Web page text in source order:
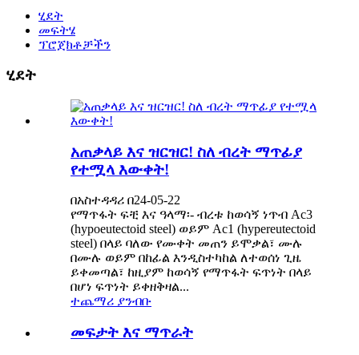
ሂደት
መፍትሄ
ፕሮጀክቶቻችን
ሂደት
አጠቃላይ እና ዝርዝር! ስለ ብረት ማጥፊያ
የተሟላ እውቀት!
በአስተዳዳሪ በ24-05-22
የማጥፋት ፍቺ እና ዓላማ፡- ብረቱ ከወሳኝ ነጥብ Ac3
(hypoeutectoid steel) ወይም Ac1 (hypereutectoid
steel) በላይ ባለው የሙቀት መጠን ይሞቃል፣ ሙሉ
በሙሉ ወይም በከፊል እንዲስተካከል ለተወሰነ ጊዜ
ይቀመጣል፣ ከዚያም ከወሳኝ የማጥፋት ፍጥነት በላይ
በሆነ ፍጥነት ይቀዘቅዛል...
ተጨማሪ ያንብቡ
መፍታት እና ማጥራት